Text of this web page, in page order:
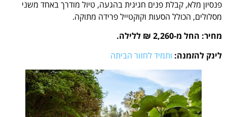
פנסיון מלא, קבלת פנים חגיגית בהגעה, טיול מודרך באחד משני
מסלולים, הכולל הסעות וקוקטייל פרידה מתוקה.
מחיר: החל מ-2,260 ₪ ללילה.
לינק להזמנה: ותמיד לחזור הביתה